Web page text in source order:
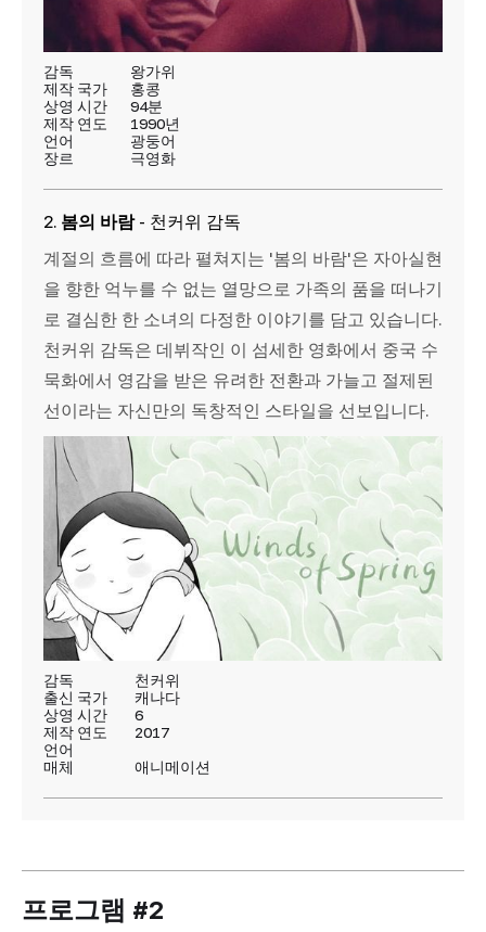
감독
왕가위
제작 국가
홍콩
상영 시간
94분
제작 연도
1990년
언어
광둥어
장르
극영화
2. 봄의 바람- 천커위 감독
계절의 흐름에 따라 펼쳐지는 '봄의 바람'은 자아실현
을 향한 억누를 수 없는 열망으로 가족의 품을 떠나기
로 결심한 한 소녀의 다정한 이야기를 담고 있습니다.
천커위 감독은 데뷔작인 이 섬세한 영화에서 중국 수
묵화에서 영감을 받은 유려한 전환과 가늘고 절제된
선이라는 자신만의 독창적인 스타일을 선보입니다.
감독
천커위
출신 국가
캐나다
상영 시간
6
제작 연도
2017
언어
매체
애니메이션
프로그램 #2